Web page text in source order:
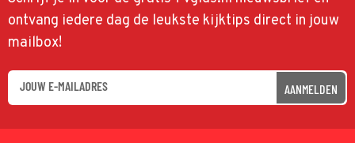
ontvang iedere dag de leukste kijktips direct in jouw
mailbox!
AANMELDEN